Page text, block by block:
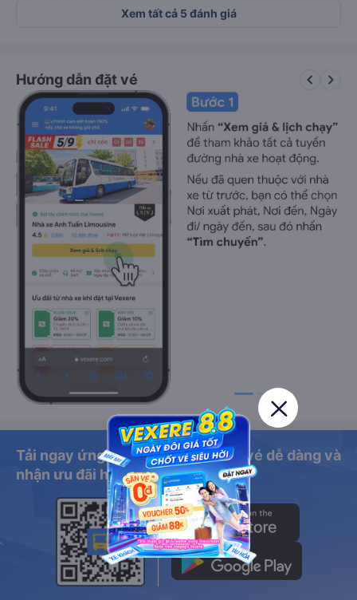
Xem tất cả 5 đánh giá
Hướng dẫn đặt vé keyboard_arrow_left keyboard_arrow_right
Tải ngay ứng dụng Vexere để đặt vé dễ dàng và
nhận ưu đãi hấp dẫn